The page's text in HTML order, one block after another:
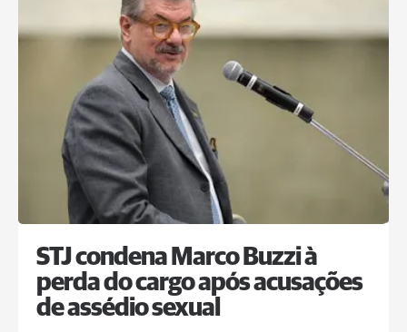
STJ condena Marco Buzzi à
perda do cargo após acusações
de assédio sexual